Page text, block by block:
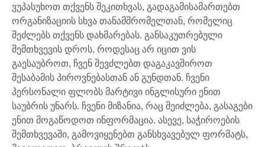
ვუპასუხოთ თქვენს შეკითხვას, გადაგამისამართებთ
ორგანიზაციის სხვა თანამშრომელთან, რომელიც
შეძლებს თქვენს დახმარებას. განსაკუთრებული
შემთხვევის დროს, როდესაც არ იცით ვის
გაესაუბროთ, ჩვენ შევძლებთ დაგაკავშიროთ
შესაბამის პიროვნებასთან ან გუნდთან. ჩვენი
პერსონალი ფლობს მარტივი ინგლისური ენით
საუბრის უნარს. ჩვენი მიზანია, რაც შეიძლება, გასაგები
ენით მოგაწოდოთ ინფორმაცია. ასევე, საჭიროების
შემთხვევაში, გამოვიყენებთ განსხვავებულ ფორმატს,